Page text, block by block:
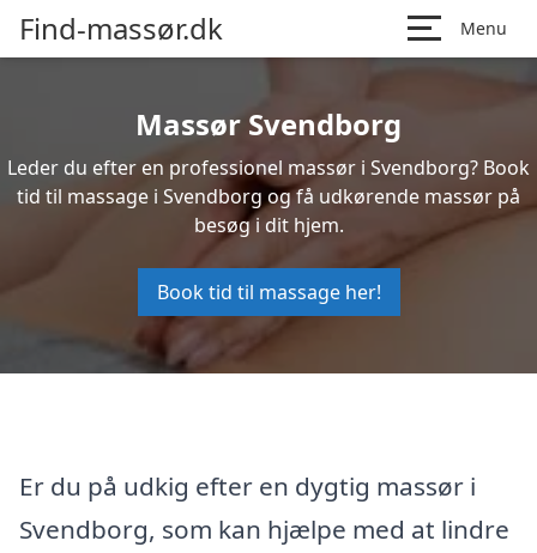
Find-massør.dk Menu
Massør Svendborg
Leder du efter en professionel massør i Svendborg? Book
tid til massage i Svendborg og få udkørende massør på
besøg i dit hjem.
Book tid til massage her!
Er du på udkig efter en dygtig massør i
Svendborg, som kan hjælpe med at lindre